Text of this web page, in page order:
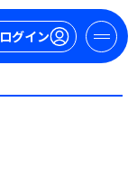
ログイン